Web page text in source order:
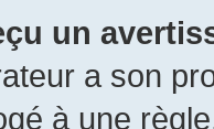
un
a son
à une